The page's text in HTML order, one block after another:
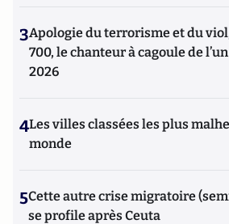
3Apologie du terrorisme et du
700, le chanteur à cagoule de
2026
4Les villes classées les plus
monde
5Cette autre crise migratoire
se profile après Ceuta